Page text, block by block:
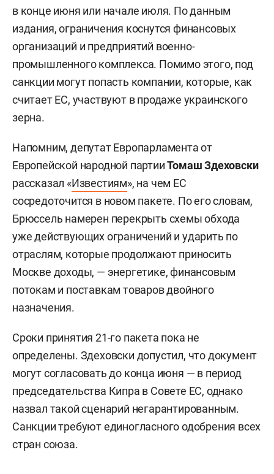
в конце июня или начале июля. По данным
издания, ограничения коснутся финансовых
организаций и предприятий военно-
промышленного комплекса. Помимо этого, под
санкции могут попасть компании, которые, как
считает ЕС, участвуют в продаже украинского
зерна.
Напомним, депутат Европарламента от
Европейской народной партииТомаш Здеховски
рассказал «Известиям», на чем ЕС
сосредоточится в новом пакете. По его словам,
Брюссель намерен перекрыть схемы обхода
уже действующих ограничений и ударить по
отраслям, которые продолжают приносить
Москве доходы, — энергетике, финансовым
потокам и поставкам товаров двойного
назначения.
Сроки принятия 21-го пакета пока не
определены. Здеховски допустил, что документ
могут согласовать до конца июня — в период
председательства Кипра в Совете ЕС, однако
назвал такой сценарий негарантированным.
Санкции требуют единогласного одобрения всех
стран союза.